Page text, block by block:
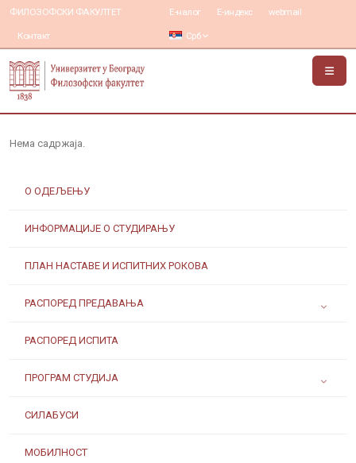
ФИЛОЗОФСКИ ФАКУЛТЕТ
Контакт
Е-налог Е-индекс webmail
Срб
О ОДЕЉЕЊУ
ИНФОРМАЦИЈЕ О СТУДИРАЊУ
ПЛАН НАСТАВЕ И ИСПИТНИХ РОКОВА
РАСПОРЕД ПРЕДАВАЊА
РАСПОРЕД ИСПИТА
ПРОГРАМ СТУДИЈА
СИЛАБУСИ
МОБИЛНОСТ
Нема садржаја.